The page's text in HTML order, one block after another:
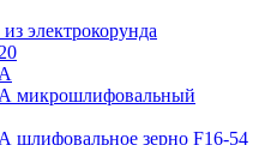
электрокорунда
микрошлифовальный
шлифовальное зерно F16-54